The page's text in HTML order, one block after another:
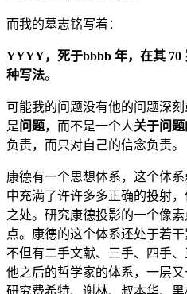
而我的墓志铭写着：
YYYY，死于bbbb 年，在其 70
种写法。
可能我的问题没有他的问题深
是问题，而不是一个人关于问
负责，而只对自己的信念负责。
康德有一个思想体系，这个体
中充满了许许多多正确的投射
之处。研究康德投影的一个像
点。康德的这个体系还处于若
不但有二手文献、三手、四手
他之后的哲学家的体系，一层
研究费希特、谢林、叔本华、